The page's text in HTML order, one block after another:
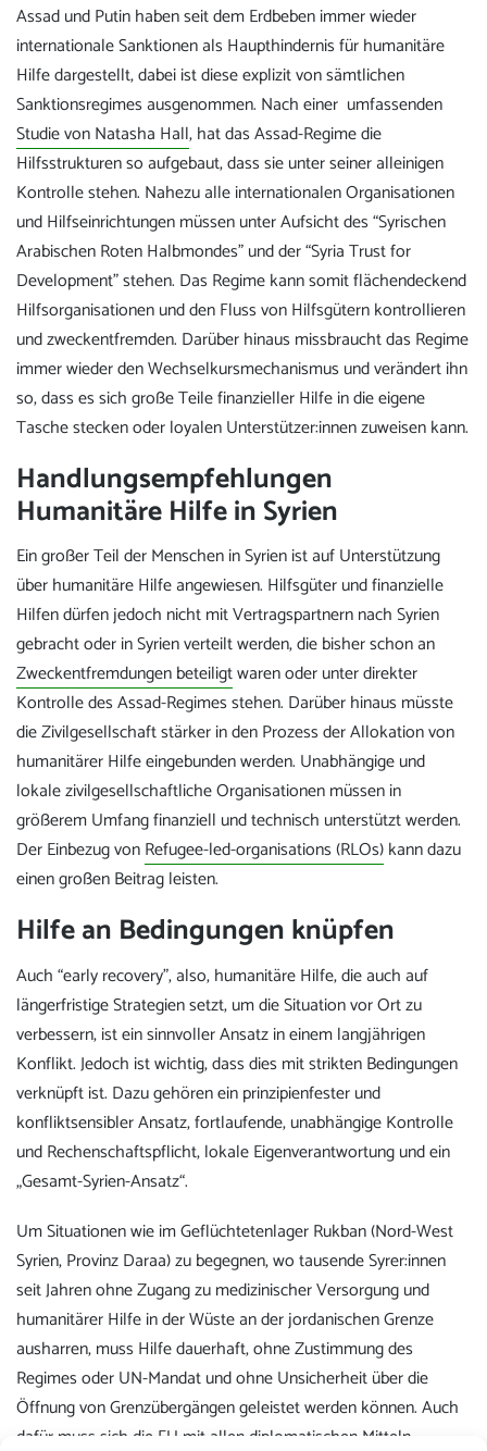
Assad und Putin haben seit dem Erdbeben immer wieder
internationale Sanktionen als Haupthindernis für humanitäre
Hilfe dargestellt, dabei ist diese explizit von sämtlichen
Sanktionsregimes ausgenommen. Nach einer umfassenden
Studie von Natasha Hall, hat das Assad-Regime die
Hilfsstrukturen so aufgebaut, dass sie unter seiner alleinigen
Kontrolle stehen. Nahezu alle internationalen Organisationen
und Hilfseinrichtungen müssen unter Aufsicht des “Syrischen
Arabischen Roten Halbmondes” und der “Syria Trust for
Development” stehen. Das Regime kann somit flächendeckend
Hilfsorganisationen und den Fluss von Hilfsgütern kontrollieren
und zweckentfremden. Darüber hinaus missbraucht das Regime
immer wieder den Wechselkursmechanismus und verändert ihn
so, dass es sich große Teile finanzieller Hilfe in die eigene
Tasche stecken oder loyalen Unterstützer:innen zuweisen kann.
Handlungsempfehlungen
Humanitäre Hilfe in Syrien
Ein großer Teil der Menschen in Syrien ist auf Unterstützung
über humanitäre Hilfe angewiesen. Hilfsgüter und finanzielle
Hilfen dürfen jedoch nicht mit Vertragspartnern nach Syrien
gebracht oder in Syrien verteilt werden, die bisher schon an
Zweckentfremdungen beteiligtwaren oder unter direkter
Kontrolle des Assad-Regimes stehen. Darüber hinaus müsste
die Zivilgesellschaft stärker in den Prozess der Allokation von
humanitärer Hilfe eingebunden werden. Unabhängige und
lokale zivilgesellschaftliche Organisationen müssen in
größerem Umfang finanziell und technisch unterstützt werden.
Der Einbezug vonRefugee-led-organisations (RLOs)kann dazu
einen großen Beitrag leisten.
Hilfe an Bedingungen knüpfen
Auch “early recovery”, also, humanitäre Hilfe, die auch auf
längerfristige Strategien setzt, um die Situation vor Ort zu
verbessern, ist ein sinnvoller Ansatz in einem langjährigen
Konflikt. Jedoch ist wichtig, dass dies mit strikten Bedingungen
verknüpft ist. Dazu gehören ein prinzipienfester und
konfliktsensibler Ansatz, fortlaufende, unabhängige Kontrolle
und Rechenschaftspflicht, lokale Eigenverantwortung und ein
„Gesamt-Syrien-Ansatz“.
Um Situationen wie im Geflüchtetenlager Rukban (Nord-West
Syrien, Provinz Daraa) zu begegnen, wo tausende Syrer:innen
seit Jahren ohne Zugang zu medizinischer Versorgung und
humanitärer Hilfe in der Wüste an der jordanischen Grenze
ausharren, muss Hilfe dauerhaft, ohne Zustimmung des
Regimes oder UN-Mandat und ohne Unsicherheit über die
Öffnung von Grenzübergängen geleistet werden können. Auch
dafür muss sich die EU mit allen diplomatischen Mitteln